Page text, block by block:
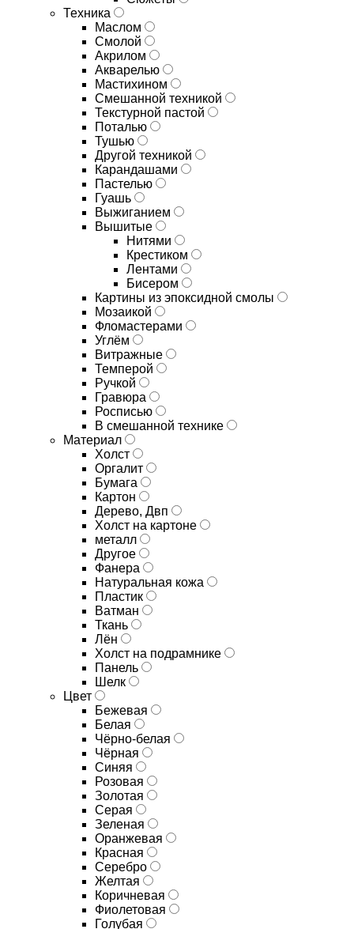
Техника
Маслом
Смолой
Акрилом
Акварелью
Мастихином
Смешанной техникой
Текстурной пастой
Поталью
Тушью
Другой техникой
Карандашами
Пастелью
Гуашь
Выжиганием
Вышитые
Нитями
Крестиком
Лентами
Бисером
Картины из эпоксидной смолы
Мозаикой
Фломастерами
Углём
Витражные
Темперой
Ручкой
Гравюра
Росписью
В смешанной технике
Материал
Холст
Оргалит
Бумага
Картон
Дерево, Двп
Холст на картоне
металл
Другое
Фанера
Натуральная кожа
Пластик
Ватман
Ткань
Лён
Холст на подрамнике
Панель
Шелк
Цвет
Бежевая
Белая
Чёрно-белая
Чёрная
Синяя
Розовая
Золотая
Серая
Зеленая
Оранжевая
Красная
Серебро
Желтая
Коричневая
Фиолетовая
Голубая